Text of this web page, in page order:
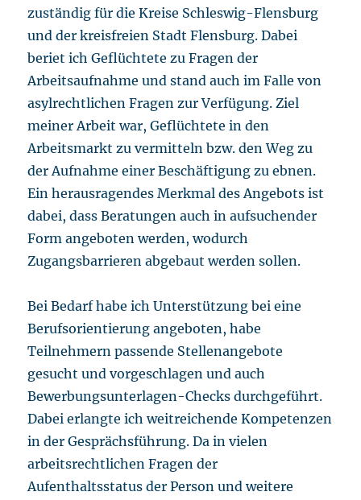
zuständig für die Kreise Schleswig-Flensburg
und der kreisfreien Stadt Flensburg. Dabei
beriet ich Geflüchtete zu Fragen der
Arbeitsaufnahme und stand auch im Falle von
asylrechtlichen Fragen zur Verfügung. Ziel
meiner Arbeit war, Geflüchtete in den
Arbeitsmarkt zu vermitteln bzw. den Weg zu
der Aufnahme einer Beschäftigung zu ebnen.
Ein herausragendes Merkmal des Angebots ist
dabei, dass Beratungen auch in aufsuchender
Form angeboten werden, wodurch
Zugangsbarrieren abgebaut werden sollen.
Bei Bedarf habe ich Unterstützung bei eine
Berufsorientierung angeboten, habe
Teilnehmern passende Stellenangebote
gesucht und vorgeschlagen und auch
Bewerbungsunterlagen-Checks durchgeführt.
Dabei erlangte ich weitreichende Kompetenzen
in der Gesprächsführung. Da in vielen
arbeitsrechtlichen Fragen der
Aufenthaltsstatus der Person und weitere